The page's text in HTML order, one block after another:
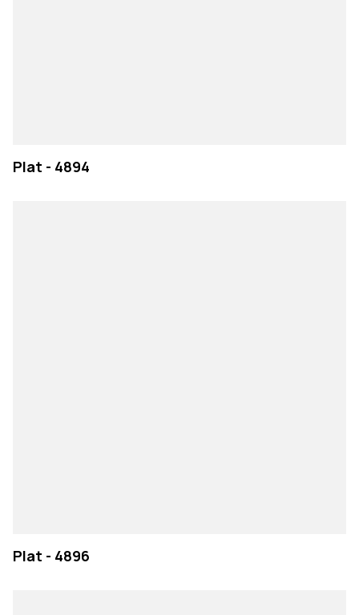
Plat - 4894
Plat - 4896